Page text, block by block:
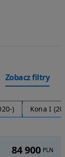
Zobacz filtry
) Kona I
84 900 PLN